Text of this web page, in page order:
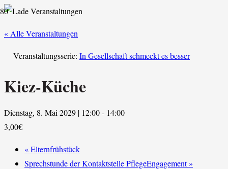
« Alle Veranstaltungen
Veranstaltungsserie: In Gesellschaft schmeckt es besser
Kiez-Küche
Dienstag, 8. Mai 2029 | 12:00- 14:00
3,00€
«Elternfrühstück
Sprechstunde der Kontaktstelle PflegeEngagement»